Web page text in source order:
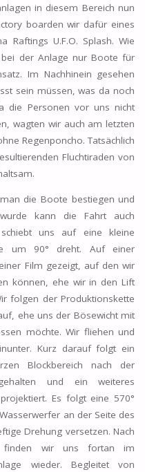
in diesem Bereich nun
boarden wir dafür eines
Raftings U.F.O. Splash. Wie
der Anlage nur Boote für
Im Nachhinein gesehen
sein müssen, was da noch
die Personen vor uns nicht
wagten wir auch am letzten
Regenponcho. Tatsächlich
Fluchtiraden von
die Boote bestiegen und
kann die Fahrt auch
uns auf eine kleine
um 90° dreht. Auf einer
Film gezeigt, auf den wir
können, ehe wir in den Lift
folgen der Produktionskette
ehe uns der Bösewicht mit
möchte. Wir fliehen und
Kurz darauf folgt ein
Blockbereich nach der
und ein weiteres
Es folgt eine 570°
an der Seite des
Drehung versetzen. Nach
finden wir uns fortan im
wieder. Begleitet von